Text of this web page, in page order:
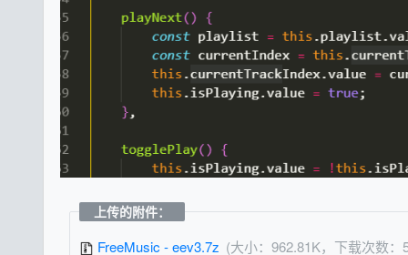
上传的附件：
FreeMusic - eev3.7z (大小：962.81K，下载次数：